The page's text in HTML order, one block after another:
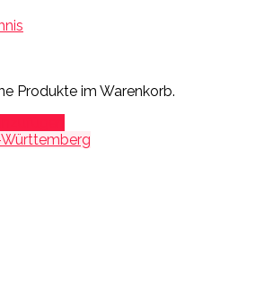
Produkte im Warenkorb.